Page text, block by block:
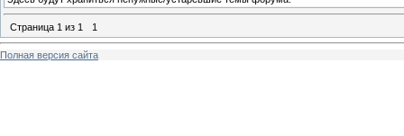
Страница 1 из 1 1
Полная версия сайта